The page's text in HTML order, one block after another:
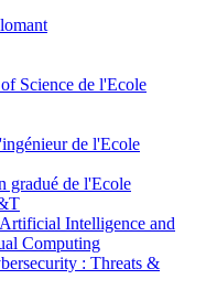
Science de l'Ecole
de l'Ecole
gradué de l'Ecole
Intelligence and
Computing
: Threats &